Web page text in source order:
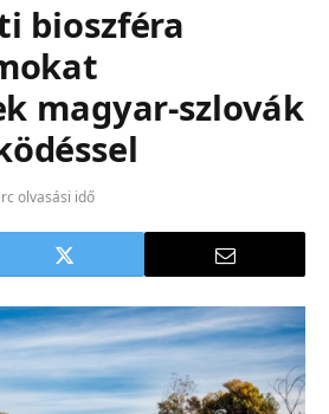
bioszféra
magyar-szlovák
olvasási idő